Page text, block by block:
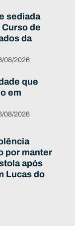
sediada
Curso de
da
08/2026
que
em
08/2026
por manter
após
Lucas do